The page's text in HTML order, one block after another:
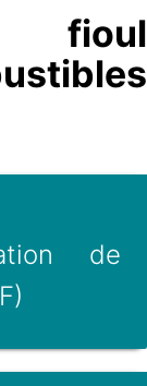
fioul
de